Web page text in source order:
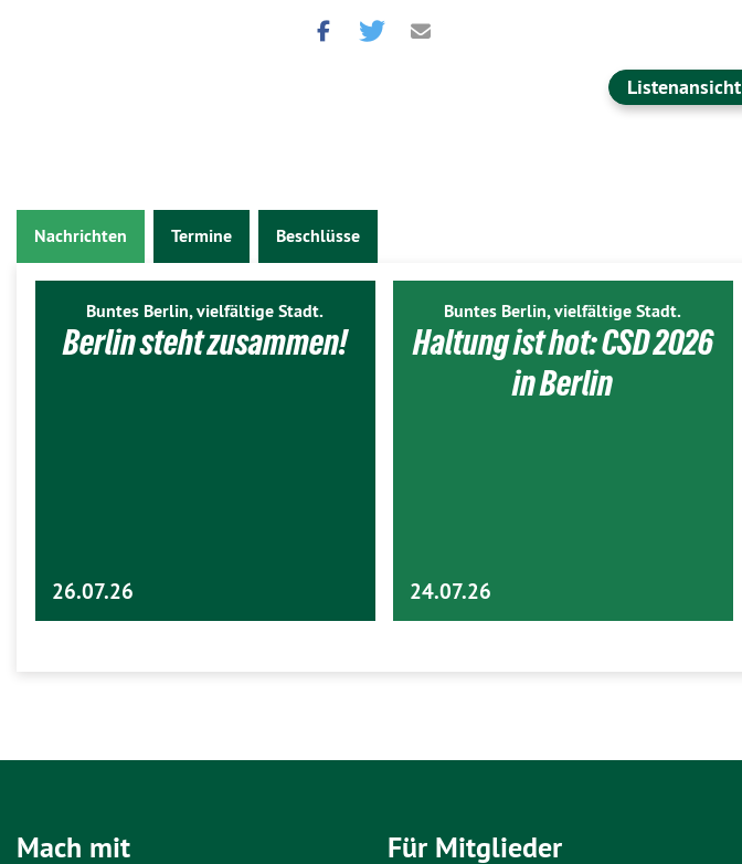
Listenansicht
Nachrichten Termine Beschlüsse
Buntes Berlin, vielfältige Stadt.
Berlin steht zusammen!
26.07.26
Buntes Berlin, vielfältige Stadt.
Haltung ist hot: CSD 2026
in Berlin
24.07.26
Mach mit Für Mitglieder